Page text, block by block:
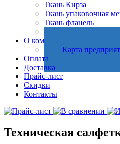
Ткань Кирза
Ткань упаковочная
Ткань фланель
О компании
Карта
Оплата
Доставка
Прайс-лист
Скидки
Контакты
Техническая